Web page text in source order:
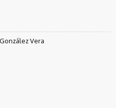
Vera